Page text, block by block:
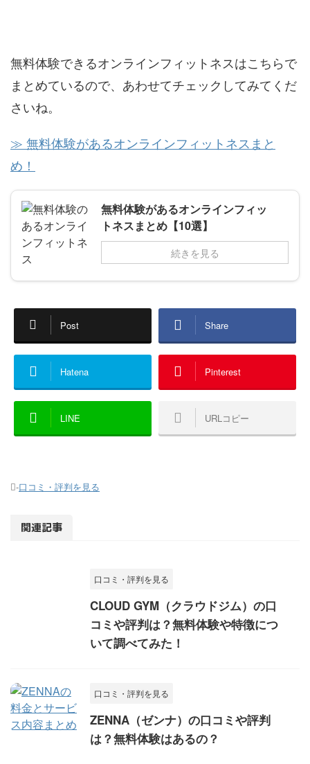
無料体験できるオンラインフィットネスはこちらで
まとめているので、あわせてチェックしてみてくだ
さいね。
≫ 無料体験があるオンラインフィットネスまと
め！
無料体験があるオンラインフィッ
トネスまとめ【10選】
続きを見る
Post Share
Hatena Pinterest
LINE URLコピー
-口コミ・評判を見る
関連記事
口コミ・評判を見る
CLOUD GYM（クラウドジム）の口
コミや評判は？無料体験や特徴につ
いて調べてみた！
口コミ・評判を見る
ZENNA（ゼンナ）の口コミや評判
は？無料体験はあるの？